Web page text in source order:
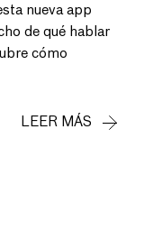
nueva app
de qué hablar
cómo
LEER MÁS